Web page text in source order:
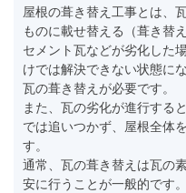
屋根の葺き替え工事とは、
ものに載せ替える（葺き替
セメント瓦などが劣化した
けでは解決できない状態に
瓦の葺き替えが必要です。
また、瓦の劣化が進行する
では追いつかず、屋根全体
す。
通常、瓦の葺き替えは瓦の
安に行うことが一般的です。